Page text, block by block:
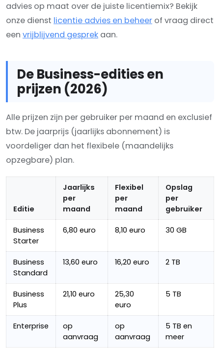
advies op maat over de juiste licentiemix? Bekijk
onze dienst licentie advies en beheer of vraag direct
een vrijblijvend gesprek aan.
De Business-edities en
prijzen (2026)
Alle prijzen zijn per gebruiker per maand en exclusief
btw. De jaarprijs (jaarlijks abonnement) is
voordeliger dan het flexibele (maandelijks
opzegbare) plan.
Editie
Jaarlijks
per
maand
Flexibel
per
maand
Opslag
per
gebruiker
Business
Starter
6,80 euro 8,10 euro 30 GB
Business
Standard
13,60 euro 16,20 euro 2 TB
Business
Plus
21,10 euro
25,30
euro
5 TB
Enterprise
op
aanvraag
op
aanvraag
5 TB en
meer